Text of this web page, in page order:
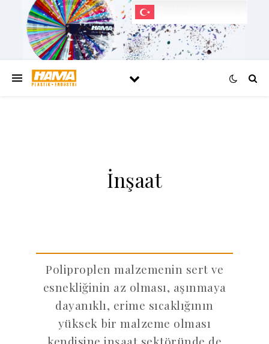
İnşaat
Poliproplen malzemenin sert ve
esnekliğinin az olması, aşınmaya
dayanıklı, erime sıcaklığının
yüksek bir malzeme olması